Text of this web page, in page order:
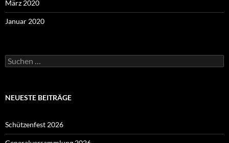
März 2020
Januar 2020
Suchen
nach:
NEUESTE BEITRÄGE
Schützenfest 2026